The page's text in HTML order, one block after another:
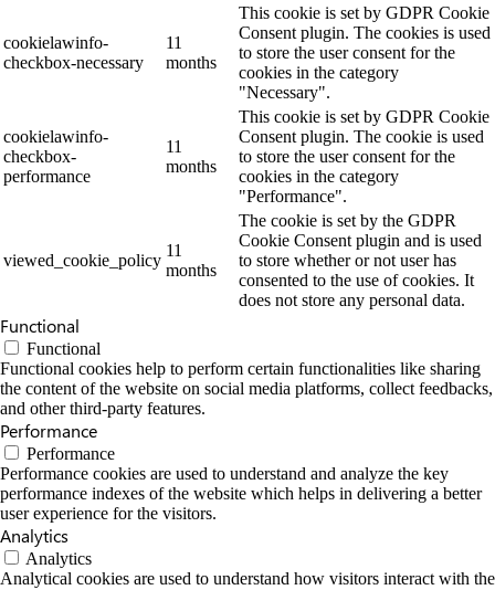
cookielawinfo-
checkbox-necessary
11
months
This cookie is set by GDPR Cookie
Consent plugin. The cookies is used
to store the user consent for the
cookies in the category
"Necessary".
cookielawinfo-
checkbox-
performance
11
months
This cookie is set by GDPR Cookie
Consent plugin. The cookie is used
to store the user consent for the
cookies in the category
"Performance".
viewed_cookie_policy
11
months
The cookie is set by the GDPR
Cookie Consent plugin and is used
to store whether or not user has
consented to the use of cookies. It
does not store any personal data.
Functional
Functional
Functional cookies help to perform certain functionalities like sharing
the content of the website on social media platforms, collect feedbacks,
and other third-party features.
Performance
Performance
Performance cookies are used to understand and analyze the key
performance indexes of the website which helps in delivering a better
user experience for the visitors.
Analytics
Analytics
Analytical cookies are used to understand how visitors interact with the